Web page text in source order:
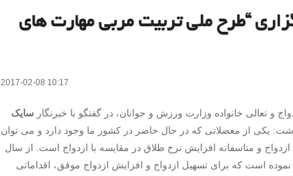
“طرح ملی تربیت مربی مهارت های
2017-02-08 10:17
و تعالی خانواده وزارت ورزش و جوانان، در گفتگو با خبرنگار سایک
یکی از معضلاتی که در حال حاضر در کشور ما وجود دارد و می توان
نرخ ازدواج و متاسفانه افزایش نرخ طلاق در مقایسه با ازدواج است. از سال
نموده است که برای تسهیل ازدواج و افزایش ازدواج موفق، اقداماتی